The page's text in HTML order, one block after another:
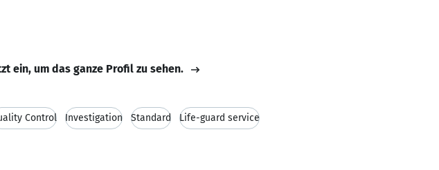
ein, um das ganze Profil zu sehen.
Control Investigation Standard Life-guard service